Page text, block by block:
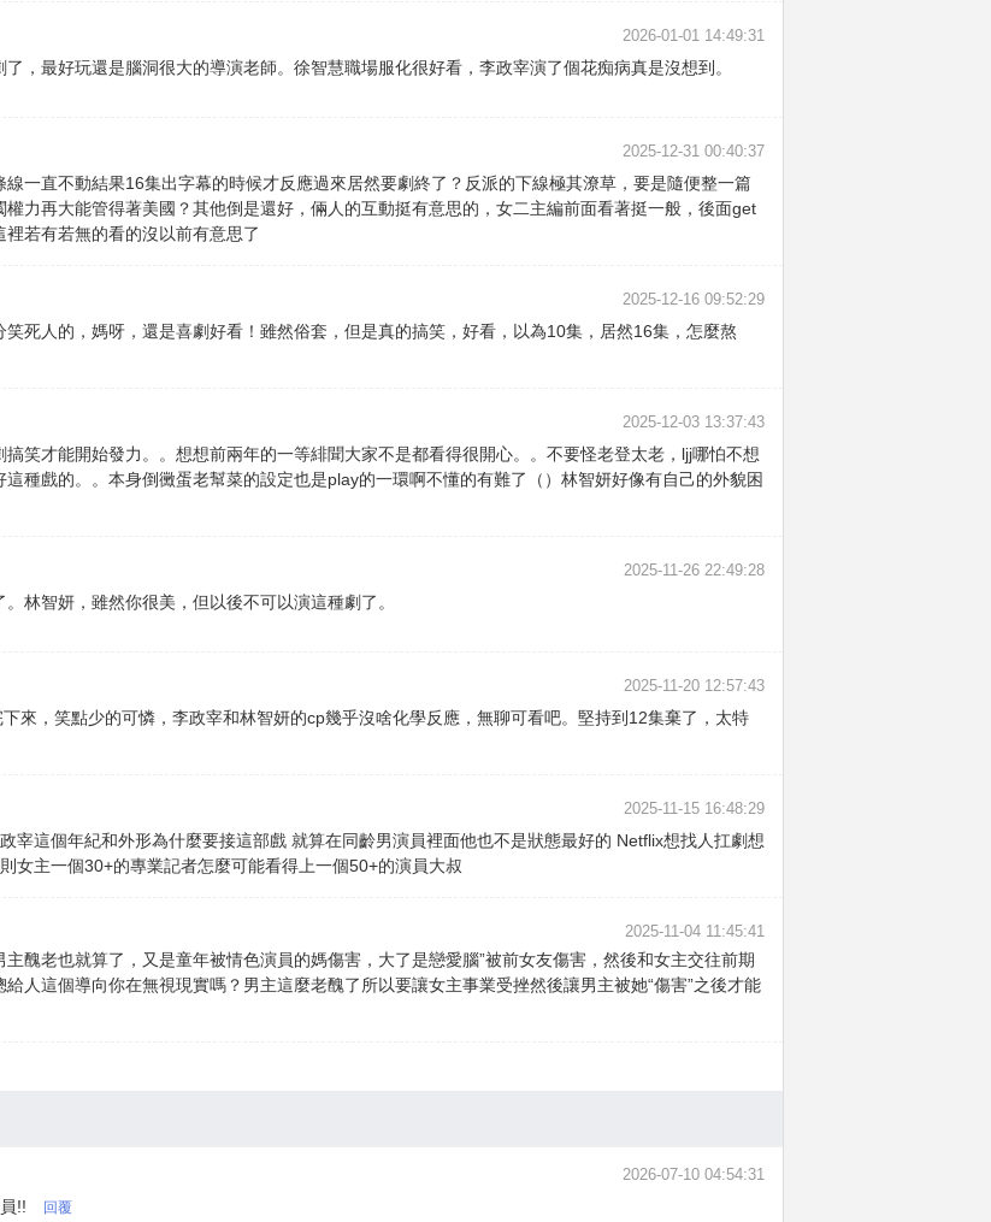
2026-01-01 14:49:31
，最好玩還是腦洞很大的導演老師。徐智慧職場服化很好看，李政宰演了個花痴病真是沒想到。
2025-12-31 00:40:37
一直不動結果16集出字幕的時候才反應過來居然要劇終了？反派的下線極其潦草，要是隨便整一篇
力再大能管得著美國？其他倒是還好，倆人的互動挺有意思的，女二主編前面看著挺一般，後面get
若有若無的看的沒以前有意思了
2025-12-16 09:52:29
死人的，媽呀，還是喜劇好看！雖然俗套，但是真的搞笑，好看，以為10集，居然16集，怎麼熬
2025-12-03 13:37:43
笑才能開始發力。。想想前兩年的一等緋聞大家不是都看得很開心。。不要怪老登太老，ljj哪怕不想
種戲的。。本身倒黴蛋老幫菜的設定也是play的一環啊不懂的有難了（）林智妍好像有自己的外貌困
2025-11-26 22:49:28
林智妍，雖然你很美，但以後不可以演這種劇了。
2025-11-20 12:57:43
來，笑點少的可憐，李政宰和林智妍的cp幾乎沒啥化學反應，無聊可看吧。堅持到12集棄了，太特
2025-11-15 16:48:29
宰這個年紀和外形為什麼要接這部戲 就算在同齡男演員裡面他也不是狀態最好的 Netflix想找人扛劇想
女主一個30+的專業記者怎麼可能看得上一個50+的演員大叔
2025-11-04 11:45:41
醜老也就算了，又是童年被情色演員的媽傷害，大了是戀愛腦”被前女友傷害，然後和女主交往前期
人這個導向你在無視現實嗎？男主這麼老醜了所以要讓女主事業受挫然後讓男主被她“傷害”之後才能
2026-07-10 04:54:31
!! 回覆